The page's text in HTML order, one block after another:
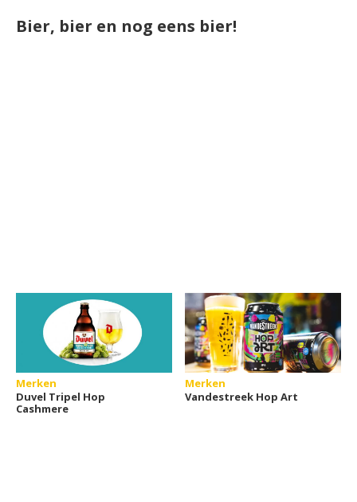
Bier, bier en nog eens bier!
Merken
Duvel Tripel Hop
Cashmere
Merken
Vandestreek Hop Art